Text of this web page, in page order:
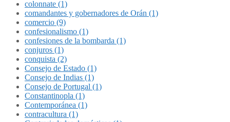
colonnate (1)
comandantes y gobernadores de Orán (1)
comercio (9)
confesionalismo (1)
confesiones de la bombarda (1)
conjuros (1)
conquista (2)
Consejo de Estado (1)
Consejo de Indias (1)
Consejo de Portugal (1)
Constantinopla (1)
Contemporánea (1)
contracultura (1)